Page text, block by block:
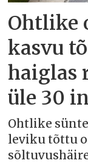
Ohtlike
kasvu
haiglas
üle 30
Ohtlike
leviku tõttu